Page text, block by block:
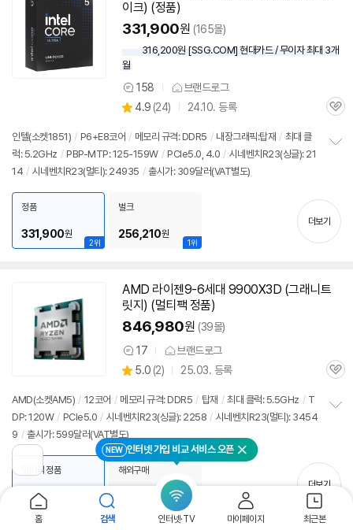
이크) (정품)
331,900원 (165몰)
316,200원 [SSG.COM] 현대카드 / 무이자 최대 3개
월
상
품
견
158 브랜드로그
별
점
4.9 (상
리
뷰
24) 24.10. 등록
관
인텔(소켓1851) / P6+E8코어 / 메모리 규격: DDR5 / 내장그래픽:탑재 / 최대 클
럭: 5.2GHz / PBP-MTP: 125-159W / PCIe5.0, 4.0 / 시네벤치R23(싱글): 21
14 / 시네벤치R23(멀티): 24935 / 출시가: 309달러(VAT별도)
기
2위
정품
331,900원
1위
벌크
256,210원
더보기
AMD 라이젠9-6세대 9900X3D (그래니트
릿지) (멀티팩 정품)
846,980원 (39몰)
상
품
견
17 브랜드로그
별
점
5.0 (상
리
뷰
2) 25.03. 등록
관
AMD(소켓AM5) / 12코어 / 메모리 규격: DDR5 / 탑재 / 최대 클럭: 5.5GHz / T
DP: 120W / PCIe5.0 / 시네벤치R23(싱글): 2258 / 시네벤치R23(멀티): 3454
9 / 출시가: 599달러(VAT별도)
기
1위
멀티팩 정품
846,980
2위
해외구매
821,000원
더보기
전
페
이
지
NEW 인터넷 가입 비교 서비스 오픈 닫기
홈 검색 인터넷·TV 마이페이지 최근본